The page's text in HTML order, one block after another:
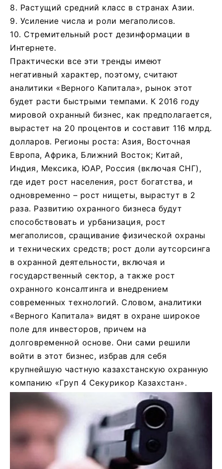
8. Растущий средний класс в странах Азии.
9. Усиление числа и роли мегаполисов.
10. Стремительный рост дезинформации в
Интернете.
Практически все эти тренды имеют
негативный характер, поэтому, считают
аналитики «Верного Капитала», рынок этот
будет расти быстрыми темпами. К 2016 году
мировой охранный бизнес, как предполагается,
вырастет на 20 процентов и составит 116 млрд.
долларов. Регионы роста: Азия, Восточная
Европа, Африка, Ближний Восток; Китай,
Индия, Мексика, ЮАР, Россия (включая СНГ),
где идет рост населения, рост богатства, и
одновременно – рост нищеты, вырастут в 2
раза. Развитию охранного бизнеса будут
способствовать и урбанизация, рост
мегаполисов, сращивание физической охраны
и технических средств; рост доли аутсорсинга
в охранной деятельности, включая и
государственный сектор, а также рост
охранного консалтинга и внедрением
современных технологий. Словом, аналитики
«Верного Капитала» видят в охране широкое
поле для инвесторов, причем на
долговременной основе. Они сами решили
войти в этот бизнес, избрав для себя
крупнейшую частную казахстанскую охранную
компанию «Груп 4 Секурикор Казахстан».